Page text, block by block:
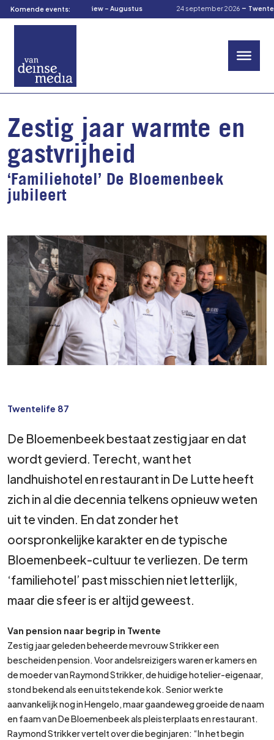
Komende events:
2026-TOM’s Preview – Augustus 24 september 2026-
Zestig jaar warmte en
gastvrijheid
‘Familiehotel’ De Bloemenbeek
jubileert
Twentelife 87
De Bloemenbeek bestaat zestig jaar en dat
wordt gevierd. Terecht, want het
landhuishotel en restaurant in De Lutte heeft
zich in al die decennia telkens opnieuw weten
uit te vinden. En dat zonder het
oorspronkelijke karakter en de typische
Bloemenbeek-cultuur te verliezen. De term
‘familiehotel’ past misschien niet letterlijk,
maar die sfeer is er altijd geweest.
Van pension naar begrip in Twente
Zestig jaar geleden beheerde mevrouw Strikker een
bescheiden pension. Voor andelsreizigers waren er kamers en
de moeder van Raymond Strikker, de huidige hotelier-eigenaar,
stond bekend als een uitstekende kok. Senior werkte
aanvankelijk nog in Hengelo, maar gaandeweg groeide de naam
en faam van De Bloemenbeek als pleisterplaats en restaurant.
Raymond Strikker vertelt over die beginjaren: “In het begin